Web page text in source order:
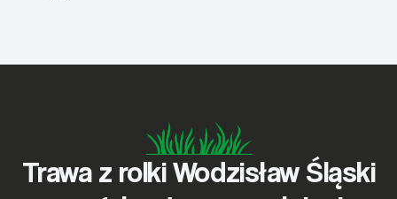
Trawa z rolki Wodzisław Śląski